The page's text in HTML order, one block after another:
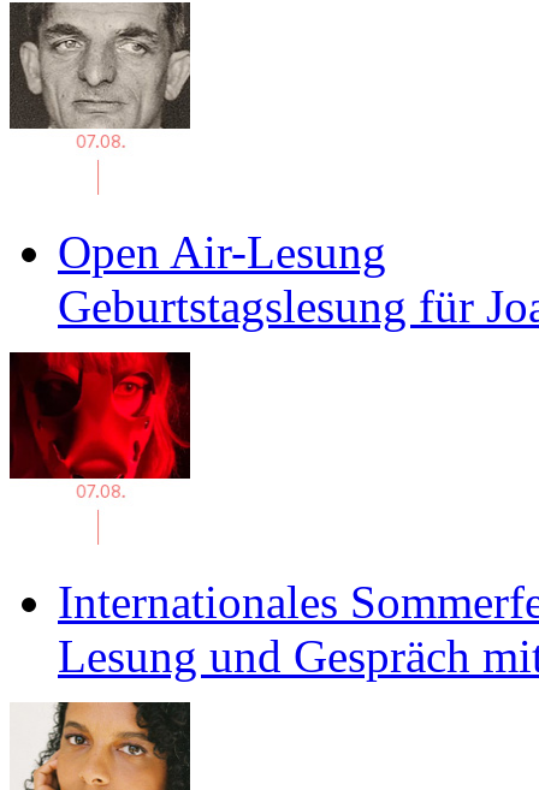
Open Air-Lesung
Geburtstagslesung für
Internationales
Lesung und Gespräch